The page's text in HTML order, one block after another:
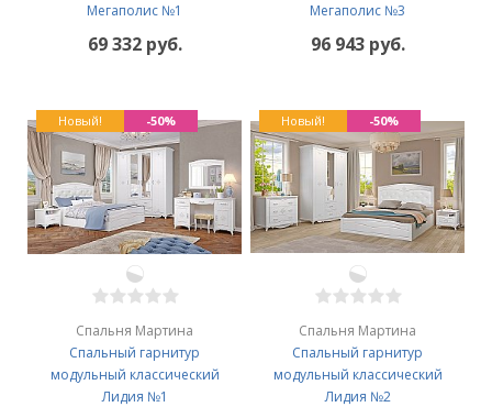
Мегаполис №1
69 332 руб.
Мегаполис №3
96 943 руб.
Спальня Мартина
Спальный гарнитур
модульный классический
Лидия №1
Новый! -50%
Спальня Мартина
Спальный гарнитур
модульный классический
Лидия №2
Новый! -50%